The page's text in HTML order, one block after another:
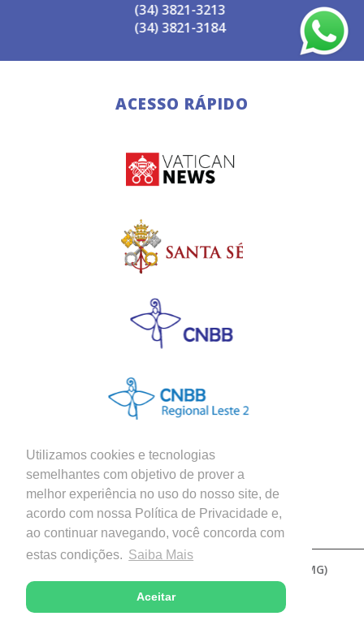
Utilizamos cookies e tecnologias
semelhantes com objetivo de prover a
melhor experiência no uso do nosso site, de
acordo com nossa Política de Privacidade e,
ao continuar navegando, você concorda com
estas condições. Saiba Mais
Aceitar
(34) 3821-3213
(34) 3821-3184
ACESSO RÁPIDO
Siga nossas Redes Sociais
Copyright © 2026 - Diocese de Patos de Minas (MG)
Desenvolvido com excelência por